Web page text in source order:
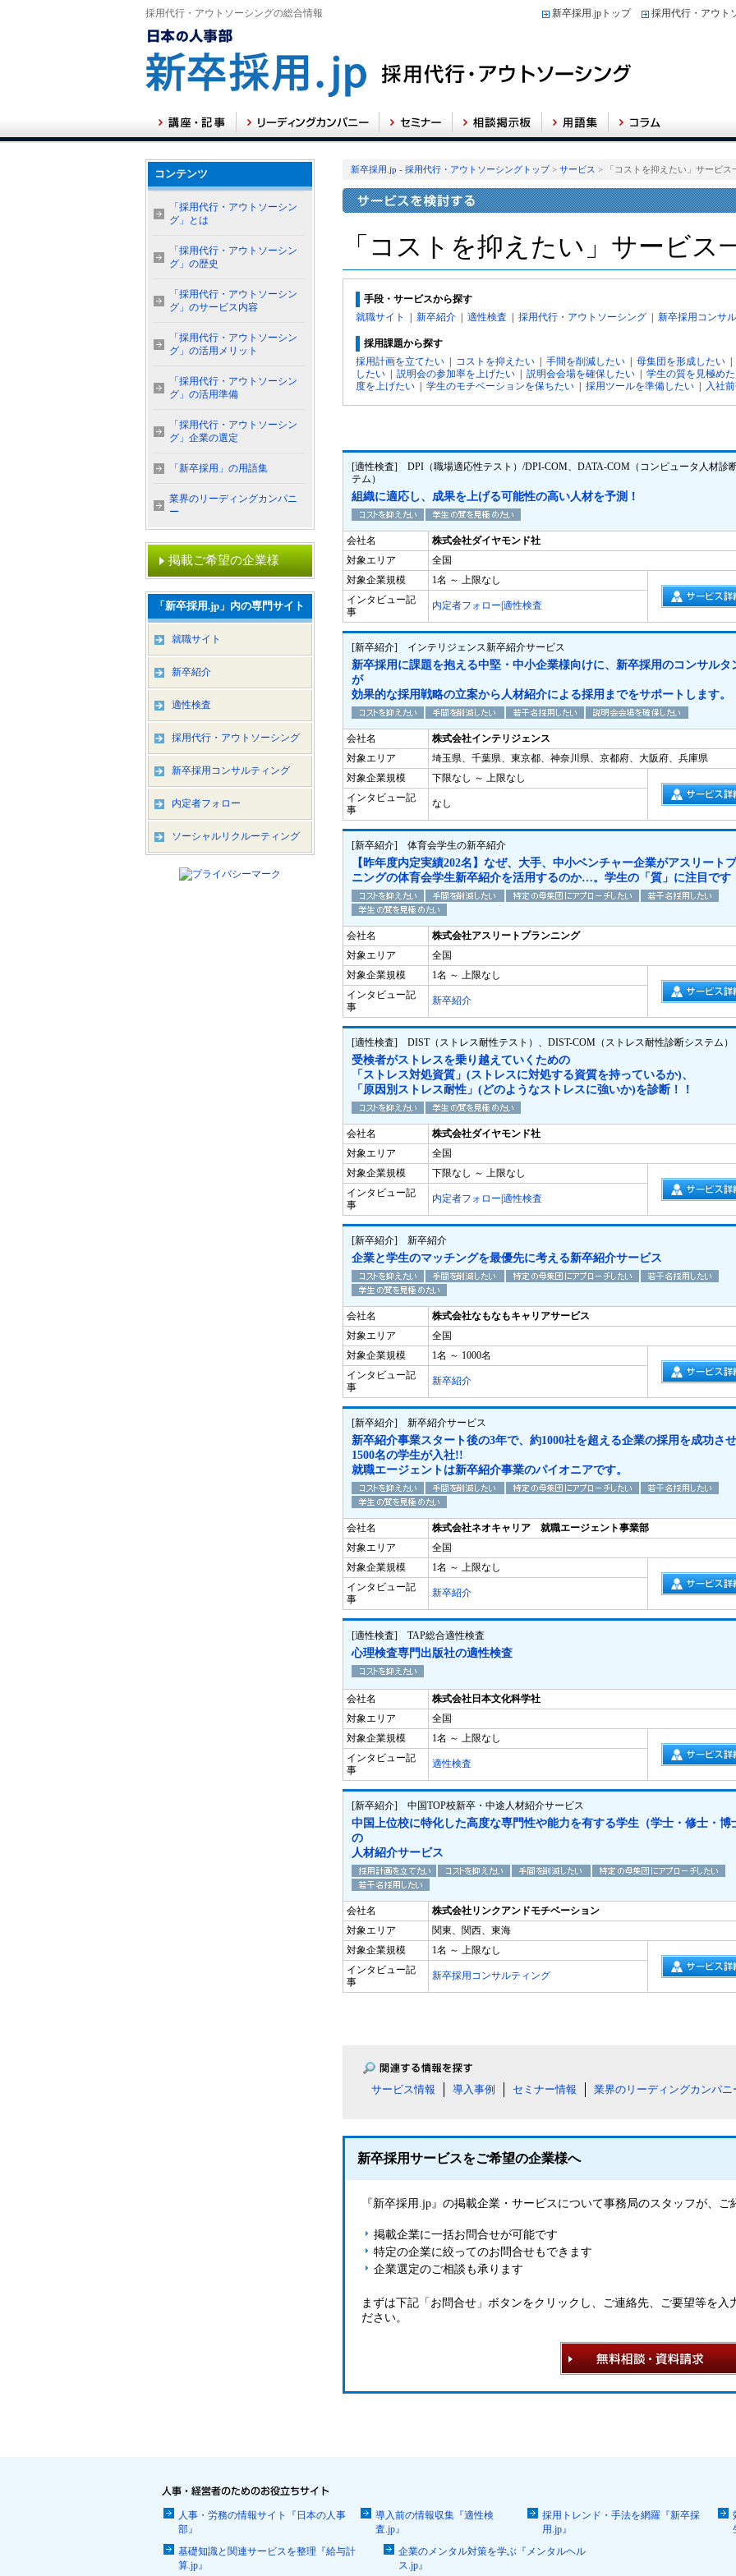
採用代行・アウトソーシングの総合情報 新卒採用.jpトップ 採用代行・アウト
新卒採用.jp - 採用代行・アウトソーシングトップ> サービス > 「コストを抑えたい」サービス
「コストを抑えたい」サービス
手段・サービスから探す
就職サイト
新卒紹介 適性検査 採用代行・アウトソーシング 新卒採用コンサ
採用課題から探す
採用計画を立てたい
コストを抑えたい 手間を削減したい 母集団を形成したい
したい
説明会の参加率を上げたい 説明会会場を確保したい
学生の質を見極め
度を上げたい
学生のモチベーションを保ちたい 採用ツールを準備したい 入社
[適性検査] DPI（職場適応性テスト）/DPI-COM、DATA-COM（コンピュータ人材診
テム）
組織に適応し、成果を上げる可能性の高い人材を予測！
会社名
株式会社ダイヤモンド社
対象エリア
全国
対象企業規模
1名 ～ 上限なし
インタビュー記
事
内定者フォロー 適性検査
[新卒紹介] インテリジェンス新卒紹介サービス
新卒採用に課題を抱える中堅・中小企業様向けに、新卒採用のコンサルタ
が
効果的な採用戦略の立案から人材紹介による採用までをサポートします。
会社名
株式会社インテリジェンス
対象エリア
埼玉県、千葉県、東京都、神奈川県、京都府、大阪府、兵庫県
対象企業規模
下限なし ～ 上限なし
インタビュー記
事
なし
[新卒紹介] 体育会学生の新卒紹介
【昨年度内定実績202名】なぜ、大手、中小ベンチャー企業がアスリート
ニングの体育会学生新卒紹介を活用するのか…。学生の「質」に注目です
会社名
株式会社アスリートプランニング
対象エリア
全国
対象企業規模
1名 ～ 上限なし
インタビュー記
事
新卒紹介
[適性検査] DIST（ストレス耐性テスト）、DIST-COM（ストレス耐性診断システム）
受検者がストレスを乗り越えていくための
「ストレス対処資質」(ストレスに対処する資質を持っているか)、
「原因別ストレス耐性」(どのようなストレスに強いか)を診断！！
会社名
株式会社ダイヤモンド社
対象エリア
全国
対象企業規模
下限なし ～ 上限なし
インタビュー記
事
内定者フォロー 適性検査
[新卒紹介] 新卒紹介
企業と学生のマッチングを最優先に考える新卒紹介サービス
会社名
株式会社なもなもキャリアサービス
対象エリア
全国
対象企業規模
1名 ～ 1000名
インタビュー記
事
新卒紹介
[新卒紹介] 新卒紹介サービス
新卒紹介事業スタート後の3年で、約1000社を超える企業の採用を成功さ
1500名の学生が入社!!
就職エージェントは新卒紹介事業のパイオニアです。
会社名
株式会社ネオキャリア 就職エージェント事業部
対象エリア
全国
対象企業規模
1名 ～ 上限なし
インタビュー記
事
新卒紹介
[適性検査] TAP総合適性検査
心理検査専門出版社の適性検査
会社名
株式会社日本文化科学社
対象エリア
全国
対象企業規模
1名 ～ 上限なし
インタビュー記
事
適性検査
[新卒紹介] 中国TOP校新卒・中途人材紹介サービス
中国上位校に特化した高度な専門性や能力を有する学生（学士・修士・博
の
人材紹介サービス
会社名
株式会社リンクアンドモチベーション
対象エリア
関東、関西、東海
対象企業規模
1名 ～ 上限なし
インタビュー記
事
新卒採用コンサルティング
サービス情報 導入事例 セミナー情報 業界のリーディングカンパニ
新卒採用サービスをご希望の企業様へ
『新卒採用.jp』の掲載企業・サービスについて事務局のスタッフが、
掲載企業に一括お問合せが可能です
特定の企業に絞ってのお問合せもできます
企業選定のご相談も承ります
まずは下記「お問合せ」ボタンをクリックし、ご連絡先、ご要望等を
ださい。
コンテンツ
「採用代行・アウトソーシン
グ」とは
「採用代行・アウトソーシン
グ」の歴史
「採用代行・アウトソーシン
グ」のサービス内容
「採用代行・アウトソーシン
グ」の活用メリット
「採用代行・アウトソーシン
グ」の活用準備
「採用代行・アウトソーシン
グ」企業の選定
「新卒採用」の用語集
業界のリーディングカンパニ
ー
掲載ご希望の企業様
「新卒採用.jp」内の専門サイト
就職サイト
新卒紹介
適性検査
採用代行・アウトソーシング
新卒採用コンサルティング
内定者フォロー
ソーシャルリクルーティング
人事・労務の情報サイト『日本の人事
部』
導入前の情報収集『適性検
査.jp』
採用トレンド・手法を網羅『新卒採
用.jp』
基礎知識と関連サービスを整理『給与計
算.jp』
企業のメンタル対策を学ぶ『メンタルヘル
ス.jp』